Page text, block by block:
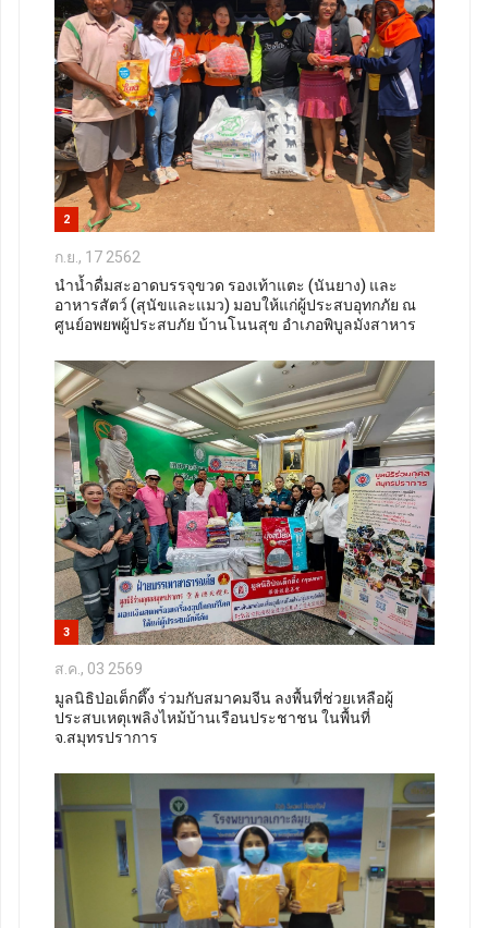
2
ก.ย., 17 2562
นำน้ำดื่มสะอาดบรรจุขวด รองเท้าแตะ (นันยาง) และ
อาหารสัตว์ (สุนัขและแมว) มอบให้แก่ผู้ประสบอุทกภัย ณ
ศูนย์อพยพผู้ประสบภัย บ้านโนนสุข อำเภอพิบูลมังสาหาร
3
ส.ค., 03 2569
มูลนิธิป่อเต็กตึ๊ง ร่วมกับสมาคมจีน ลงพื้นที่ช่วยเหลือผู้
ประสบเหตุเพลิงไหม้บ้านเรือนประชาชน ในพื้นที่
จ.สมุทรปราการ